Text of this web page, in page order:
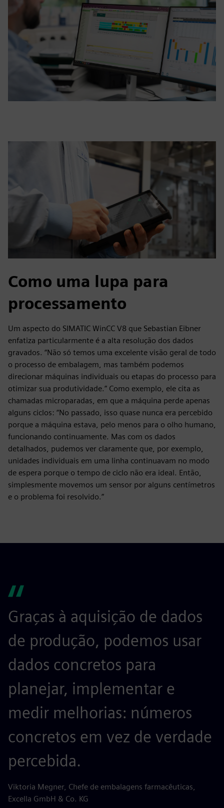
Como uma lupa para
processamento
Um aspecto do SIMATIC WinCC V8 que Sebastian Eibner
enfatiza particularmente é a alta resolução dos dados
gravados. “Não só temos uma excelente visão geral de todo
o processo de embalagem, mas também podemos
direcionar máquinas individuais ou etapas do processo para
otimizar sua produtividade.” Como exemplo, ele cita as
chamadas microparadas, em que a máquina perde apenas
alguns ciclos: “No passado, isso quase nunca era percebido
porque a máquina estava, pelo menos para o olho humano,
funcionando continuamente. Mas com os dados
detalhados, pudemos ver claramente que, por exemplo,
unidades individuais em uma linha continuavam no modo
de espera porque o tempo de ciclo não era ideal. Então,
simplesmente movemos um sensor por alguns centímetros
e o problema foi resolvido.”
Graças à aquisição de dados
de produção, podemos usar
dados concretos para
planejar, implementar e
medir melhorias: números
concretos em vez de verdade
percebida.
Viktoria Megner, Chefe de embalagens farmacêuticas,
Excella GmbH & Co. KG